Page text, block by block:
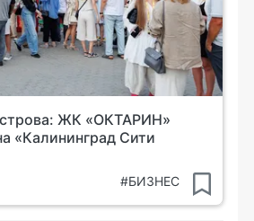
ЖК «ОКТАРИН»
«Калининград Сити
#БИЗНЕС